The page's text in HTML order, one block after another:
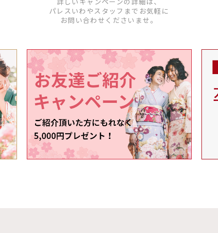
パレスいわやスタッフまでお気軽に
お問い合わせくださいませ。